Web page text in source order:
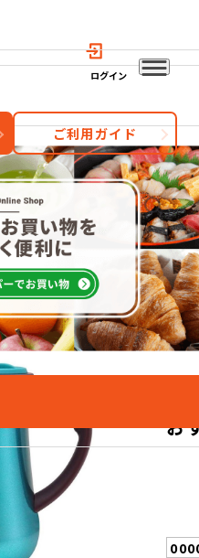
ログイン
ご利用ガイド
カテゴリー
お